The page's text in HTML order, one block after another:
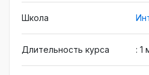
работа с автором под
Школа
Длительность курса : 1